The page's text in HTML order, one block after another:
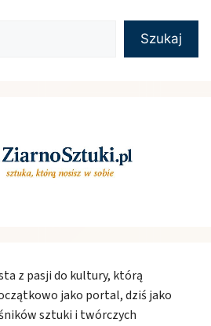
Szukaj
z pasji do kultury, którą
jako portal, dziś jako
sztuki i twórczych